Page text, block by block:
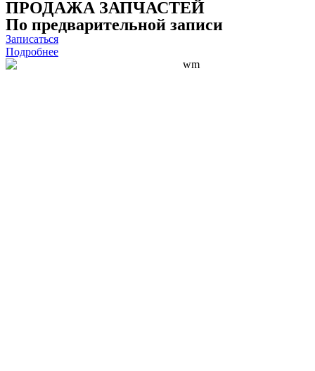
ПРОДАЖА ЗАПЧАСТЕЙ
По предварительной записи
Записаться
Подробнее